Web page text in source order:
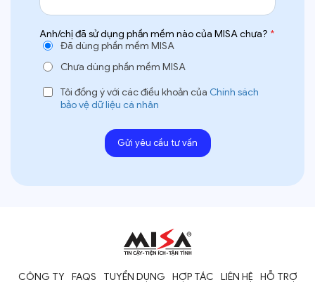
Anh/chị đã sử dụng phần mềm nào của MISA chưa? *
Đã dùng phần mềm MISA
Chưa dùng phần mềm MISA
Tôi đồng ý với các điều khoản của Chính sách
bảo vệ dữ liệu cá nhân
CÔNG TY FAQS TUYỂN DỤNG HỢP TÁC LIÊN HỆ HỖ TRỢ